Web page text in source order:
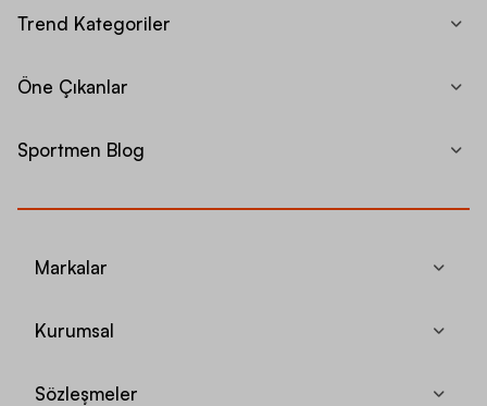
Trend Kategoriler
Öne Çıkanlar
Sportmen Blog
Markalar
Kurumsal
Sözleşmeler